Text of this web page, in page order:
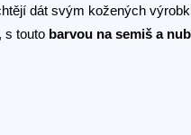
dát svým kožených
s touto barvou na semiš a